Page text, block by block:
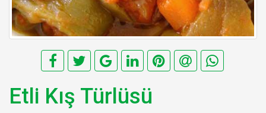
Etli Kış Türlüsü